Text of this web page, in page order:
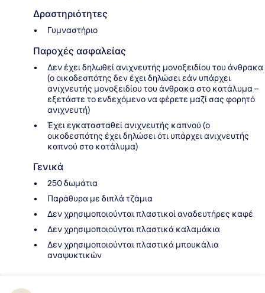
Δραστηριότητες
Γυμναστήριο
Παροχές ασφαλείας
Δεν έχει δηλωθεί ανιχνευτής μονοξειδίου του άνθρακα
(ο οικοδεσπότης δεν έχει δηλώσει εάν υπάρχει
ανιχνευτής μονοξειδίου του άνθρακα στο κατάλυμα –
εξετάστε το ενδεχόμενο να φέρετε μαζί σας φορητό
ανιχνευτή)
Έχει εγκατασταθεί ανιχνευτής καπνού (ο
οικοδεσπότης έχει δηλώσει ότι υπάρχει ανιχνευτής
καπνού στο κατάλυμα)
Γενικά
250 δωμάτια
Παράθυρα με διπλά τζάμια
Δεν χρησιμοποιούνται πλαστικοί αναδευτήρες καφέ
Δεν χρησιμοποιούνται πλαστικά καλαμάκια
Δεν χρησιμοποιούνται πλαστικά μπουκάλια
αναψυκτικών